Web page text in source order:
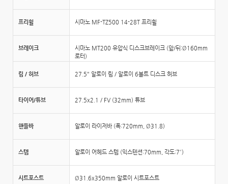
프리휠 시마노 MF-TZ500 14-28T 프리휠
브레이크
시마노 MT200 유압식 디스크브레이크 (앞/뒤:Ø160mm
로터)
림 / 허브 27.5" 알로이 림 / 알로이 6볼트 디스크 허브
타이어/튜브 27.5x2.1 / FV (32mm) 튜브
핸들바 알로이 라이저바 (폭:720mm, Ø31.8)
스템 알로이 어헤드 스템 (익스텐션:70mm, 각도:7˚)
시트포스트 Ø31.6x350mm 알로이 시트포스트